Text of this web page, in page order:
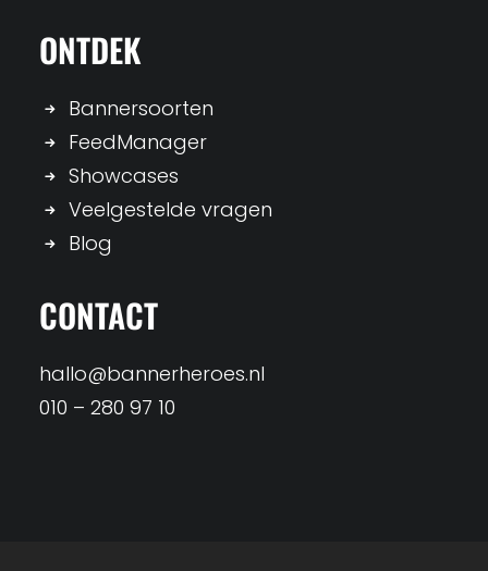
ONTDEK
Bannersoorten
FeedManager
Showcases
Veelgestelde vragen
Blog
CONTACT
hallo@bannerheroes.nl
010 – 280 97 10